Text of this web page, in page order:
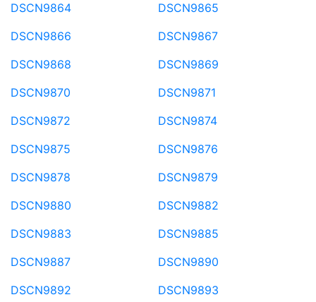
DSCN9864
DSCN9865
DSCN9866
DSCN9867
DSCN9868
DSCN9869
DSCN9870
DSCN9871
DSCN9872
DSCN9874
DSCN9875
DSCN9876
DSCN9878
DSCN9879
DSCN9880
DSCN9882
DSCN9883
DSCN9885
DSCN9887
DSCN9890
DSCN9892
DSCN9893